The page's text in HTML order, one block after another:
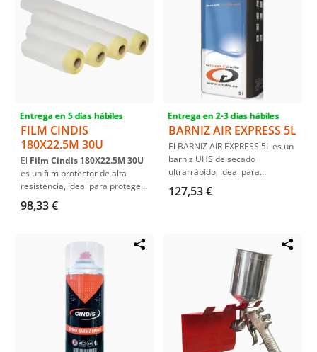
Entrega en 5 días hábiles
FILM CINDIS
180X22.5M 30U
El Film Cindis 180X22.5M 30U
es un film protector de alta
resistencia, ideal para proteger
superficies durante trabajos de
pintura y reparaciones. Su
98,33 €
Entrega en 2-3 días hábiles
BARNIZ AIR EXPRESS 5L
El BARNIZ AIR EXPRESS 5L es un
barniz UHS de secado
ultrarrápido, ideal para
procesos de repintado en
vehículos. No necesita horno y
para reparaciones rápidas y
127,53 €